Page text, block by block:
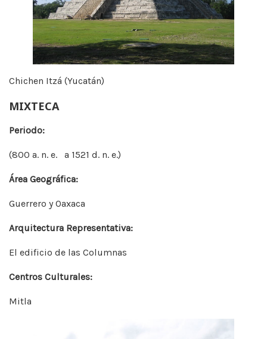
Chichen Itzá (Yucatán)
MIXTECA
Periodo:
(800 a. n. e. a 1521 d. n. e.)
Área Geográfica:
Guerrero y Oaxaca
Arquitectura Representativa:
El edificio de las Columnas
Centros Culturales:
Mitla